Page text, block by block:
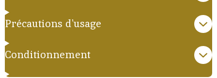
Précautions d'usage
Conditionnement